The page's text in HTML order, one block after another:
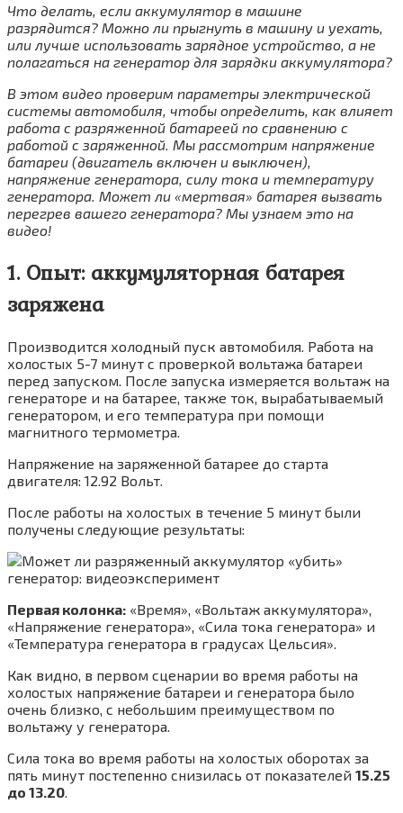
Что делать, если аккумулятор в машине
разрядится? Можно ли прыгнуть в машину и уехать,
или лучше использовать зарядное устройство, а не
полагаться на генератор для зарядки аккумулятора?
В этом видео проверим параметры электрической
системы автомобиля, чтобы определить, как влияет
работа с разряженной батареей по сравнению с
работой с заряженной. Мы рассмотрим напряжение
батареи (двигатель включен и выключен),
напряжение генератора, силу тока и температуру
генератора. Может ли «мертвая» батарея вызвать
перегрев вашего генератора? Мы узнаем это на
видео!
1. Опыт: аккумуляторная батарея
заряжена
Производится холодный пуск автомобиля. Работа на
холостых 5-7 минут с проверкой вольтажа батареи
перед запуском. После запуска измеряется вольтаж на
генераторе и на батарее, также ток, вырабатываемый
генератором, и его температура при помощи
магнитного термометра.
Напряжение на заряженной батарее до старта
двигателя: 12.92 Вольт.
После работы на холостых в течение 5 минут были
получены следующие результаты:
Первая колонка: «Время», «Вольтаж аккумулятора»,
«Напряжение генератора», «Сила тока генератора» и
«Температура генератора в градусах Цельсия».
Как видно, в первом сценарии во время работы на
холостых напряжение батареи и генератора было
очень близко, с небольшим преимуществом по
вольтажу у генератора.
Сила тока во время работы на холостых оборотах за
пять минут постепенно снизилась от показателей 15.25
до 13.20